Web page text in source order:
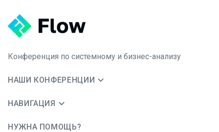
Конференция по системному и бизнес-анализу
НАШИ КОНФЕРЕНЦИИ
НАВИГАЦИЯ
НУЖНА ПОМОЩЬ?